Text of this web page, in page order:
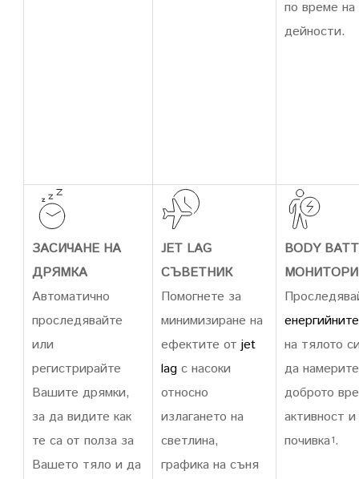
по време на
дейности.
ЗАСИЧАНЕ НА
ДРЯМКА
Автоматично
проследявайте
или
регистрирайте
Вашите дрямки,
за да видите как
те са от полза за
Вашето тяло и да
JET LAG
СЪВЕТНИК
Помогнете за
минимизиране на
ефектите от jet
lag с насоки
относно
излагането на
светлина,
графика на съня
BODY
на тялото
да
доброто
активност и
почивка1.